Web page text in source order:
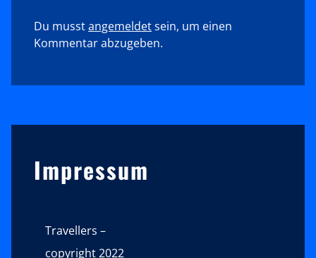
Du musstangemeldetsein, um einen
Kommentar abzugeben.
Impressum
Travellers –
copyright 2022